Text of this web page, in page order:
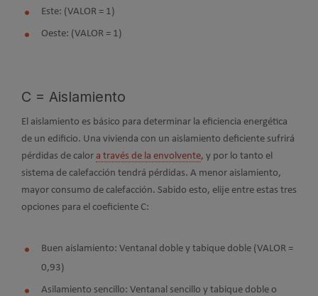
Este: (VALOR = 1)
Oeste: (VALOR = 1)
C = Aislamiento
El aislamiento es básico para determinar la eficiencia energética
de un edificio. Una vivienda con un aislamiento deficiente sufrirá
pérdidas de calor a través de la envolvente, y por lo tanto el
sistema de calefacción tendrá pérdidas. A menor aislamiento,
mayor consumo de calefacción. Sabido esto, elije entre estas tres
opciones para el coeficiente C:
Buen aislamiento: Ventanal doble y tabique doble (VALOR =
0,93)
Asilamiento sencillo: Ventanal sencillo y tabique doble o